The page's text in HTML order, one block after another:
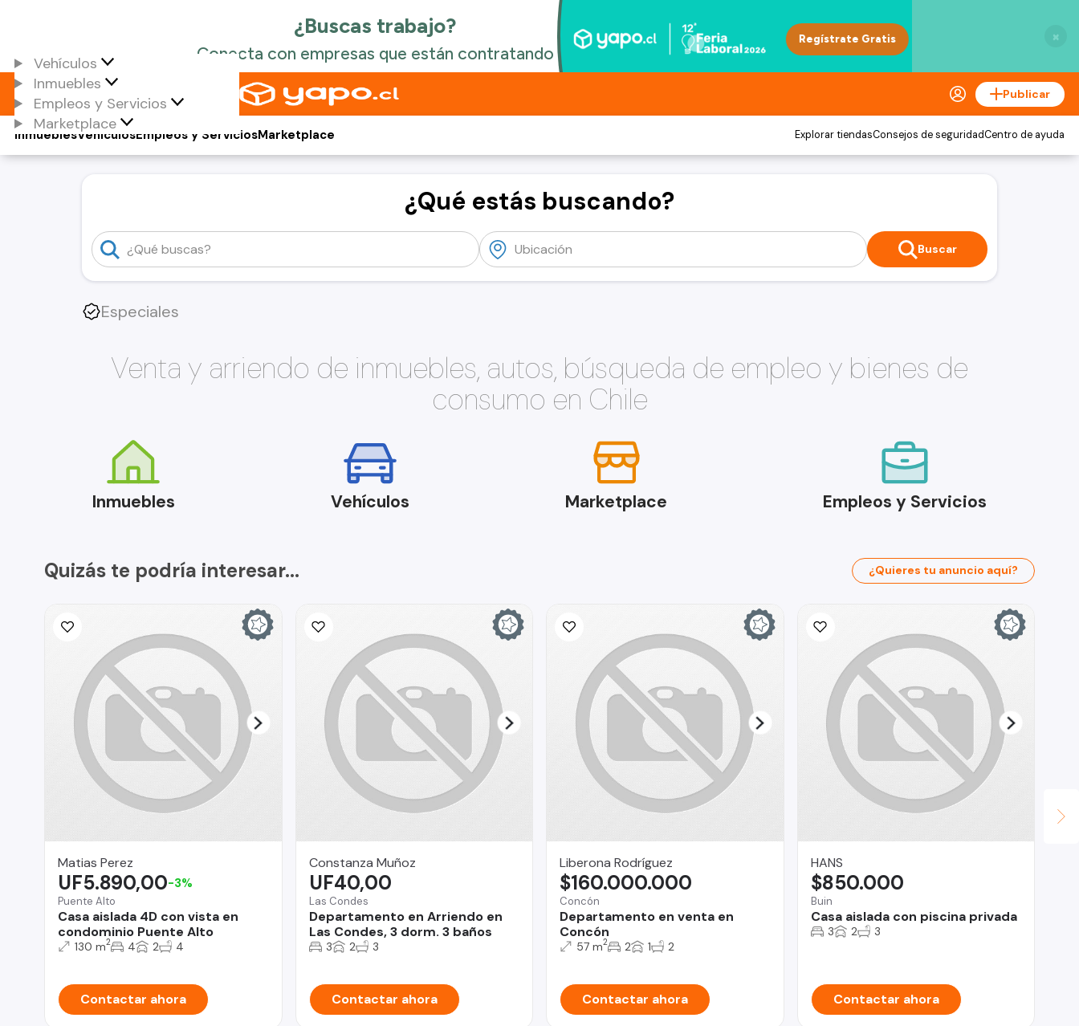
×
Vehículos
Inmuebles
Empleos y Servicios
Marketplace
Publicar
Vehículos
Inmuebles Empleos y ServiciosMarketplace Explorar tiendasConsejos de seguridadCentro de ayuda
¿Qué estás buscando?
Buscar
Especiales
Venta y arriendo de inmuebles, autos, búsqueda de empleo y bienes de
consumo en Chile
Inmuebles Vehículos Marketplace Empleos y Servicios
Quizás te podría interesar... ¿Quieres tu anuncio aquí?
Matias Perez
Puente Alto
Casa aislada 4D con vista en
condominio Puente Alto
UF5.890,00-3%
130 m2 4 2 4
Contactar ahora
Constanza Muñoz
Las Condes
Departamento en Arriendo en
Las Condes, 3 dorm. 3 baños
UF40,00
3 2 3
Contactar ahora
Liberona Rodríguez
Concón
Departamento en venta en
Concón
$160.000.000
57 m2 2 1 2
Contactar ahora
HANS
Buin
Casa aislada con piscina privada
$850.000
3 2 3
Contactar ahora